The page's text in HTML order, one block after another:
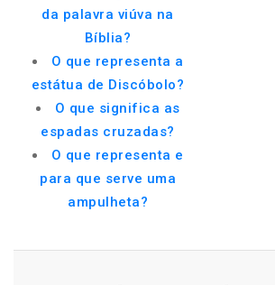
da palavra viúva na
Bíblia?
O que representa a
estátua de Discóbolo?
O que significa as
espadas cruzadas?
O que representa e
para que serve uma
ampulheta?